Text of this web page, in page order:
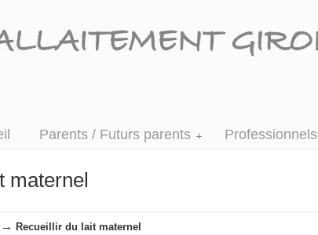
Parents / Futurs parents Professionnels
maternel
→ Recueillir du lait maternel